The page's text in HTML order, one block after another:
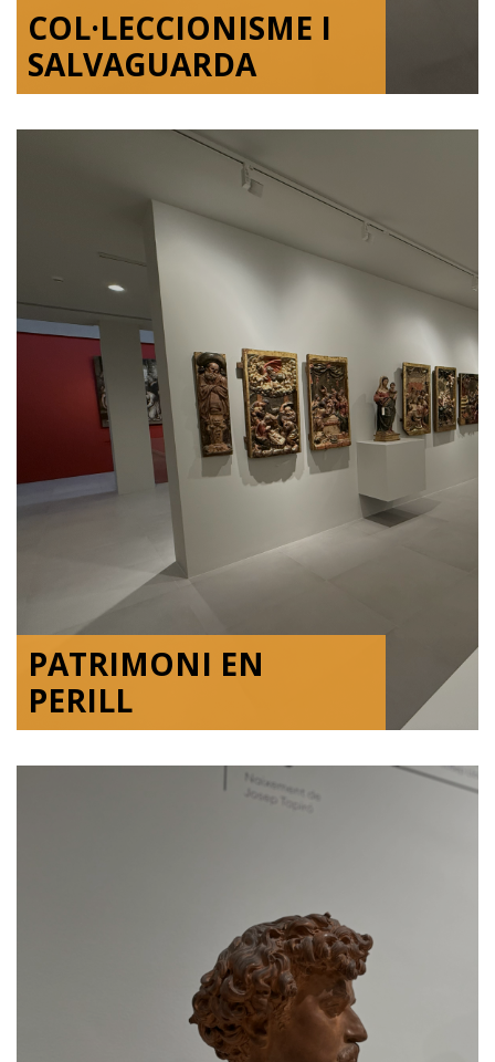
COL·LECCIONISME I
SALVAGUARDA
PATRIMONI EN
PERILL